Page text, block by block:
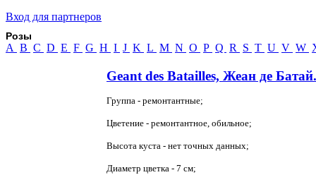
Вход для партнеров
Розы
A B C D E F G H I J K L M N O P Q R S T U V W
Geant des Batailles, Жеан де Батай.
Группа - ремонтантные;
Цветение - ремонтантное, обильное;
Высота куста - нет точных данных;
Диаметр цветка - 7 см;